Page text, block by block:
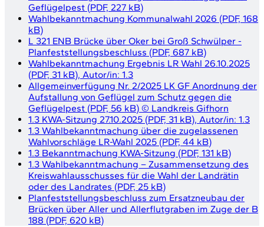
Geflügelpest (PDF, 227 kB)
Wahlbekanntmachung Kommunalwahl 2026 (PDF, 168
kB)
L 321 ENB Brücke über Oker bei Groß Schwülper -
Planfeststellungsbeschluss (PDF, 687 kB)
Wahlbekanntmachung Ergebnis LR Wahl 26.10.2025
(PDF, 31 kB), Autor/in: 1.3
Allgemeinverfügung Nr. 2/2025 LK GF Anordnung der
Aufstallung von Geflügel zum Schutz gegen die
Geflügelpest (PDF, 56 kB) © Landkreis Gifhorn
1.3 KWA-Sitzung 27.10.2025 (PDF, 31 kB), Autor/in: 1.3
1.3 Wahlbekanntmachung über die zugelassenen
Wahlvorschläge LR-Wahl 2025 (PDF, 44 kB)
1.3 Bekanntmachung KWA-Sitzung (PDF, 131 kB)
1.3 Wahlbekanntmachung – Zusammensetzung des
Kreiswahlausschusses für die Wahl der Landrätin
oder des Landrates (PDF, 25 kB)
Planfeststellungsbeschluss zum Ersatzneubau der
Brücken über Aller und Allerflutgraben im Zuge der B
188 (PDF, 620 kB)